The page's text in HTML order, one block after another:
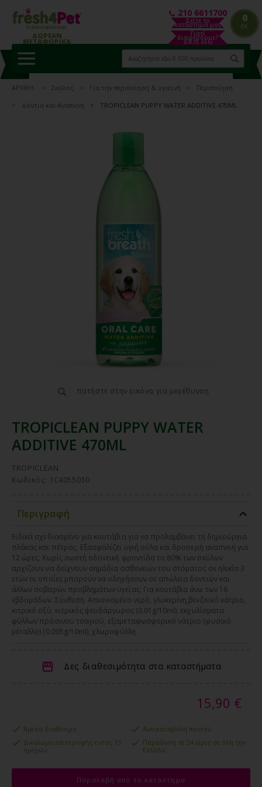
0
0€
ΔΩΡΕΑΝ
ΜΕΤΑΦΟΡΙΚΑ
Δείτε το
κατάστημα μας
Γιατί
διαφέρουμε?
Δείτε εδώ
210 6611700
ΑΡΧΙΚΗ Σκύλος Για την περιποίηση & υγιεινή
Περιποίηση
Δόντια και Αναπνοή
TROPICLEAN PUPPY WATER ADDITIVE 470ML
πατήστε στην εικόνα για μεγέθυνση
TROPICLEAN PUPPY WATER
ADDITIVE 470ML
TROPICLEAN
Κωδικός: 1C4055030
Περιγραφή
Ειδικά σχεδιασµένο για κουτάβια για να προλαµβάνει τη δηµιούργια
πλάκας και πέτρας. Εξασφαλίζει υγιή ούλα και δροσερή αναπνοή για
12 ώρες. Χωρίς σωστή οδοντική φροντίδα το 80% των σκύλων
αρχίζουν να δείχνουν σηµάδια ασθενειών του στόµατος σε ηλικία 3
ετών οι οποίες µπορούν να οδηγήσουν σε απώλεια δοντιών και
άλλων σοβαρών προβληµάτων υγείας. Για κουτάβια άνω των 16
εβδοµάδων. Σύνθεση: Απιονισμένο νερό, γλυκερίνη,βενζοϊκό νάτριο,
κιτρικό οξύ, κιτρικός ψευδάργυρος (0.01g/10ml), εκχυλίσματα
φύλλων πράσινου τσαγιού, εξαμεταφωσφορικό νάτριο (φυσικό
μέταλλο) (0.005g/10ml), χλωροφύλλη.
Δες διαθεσιμότητα στα καταστήματα
15,90 €
Άμεσα διαθέσιμο
Αντικαταβολή παντού
Δικαίωμα επιστροφής εντός 15
ημερών
Παράδοση σε 24 ώρες σε όλη την
Ελλάδα
Παραλαβή από το κατάστημα